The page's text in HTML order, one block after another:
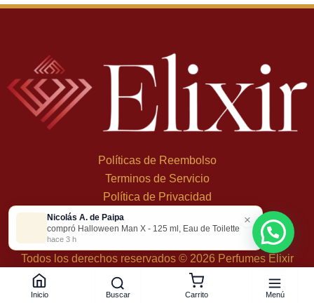
Políticas de Reembolso
Terminos de Servicio
Política de Privacidad
+57 324 248 8379
Todos los derechos reservados © 2026 Perfumes Elixir
Inicio Buscar Carrito Menú
Nicolás A. de Paipa
compró Halloween Man X - 125 ml, Eau de Toilette
hace 3 h
×